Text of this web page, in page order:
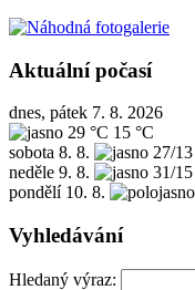
Aktuální počasí
dnes, pátek 7. 8. 2026
29 °C 15 °C
sobota 8. 8.
27/13
neděle 9. 8.
31/15
pondělí 10. 8.
Vyhledávání
Hledaný výraz: